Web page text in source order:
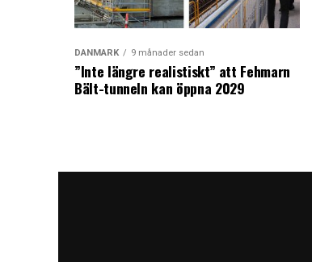
DANMARK 9 månader sedan
”Inte längre realistiskt” att Fehmarn
Bält-tunneln kan öppna 2029